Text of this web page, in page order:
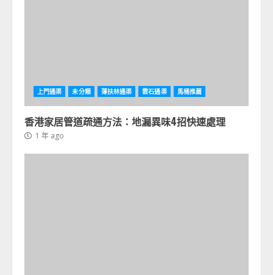
上門通渠 未分類 薄扶林通渠 雲石通渠 馬桶推薦
香港家居管道疏通方法：地漏異味4招快速處理
1 年 ago